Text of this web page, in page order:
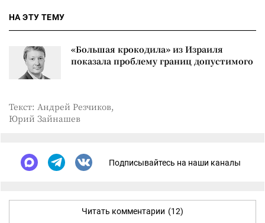
НА ЭТУ ТЕМУ
«Большая крокодила» из Израиля
показала проблему границ допустимого
Текст: Андрей Резчиков,
Юрий Зайнашев
Подписывайтесь на наши каналы
Читать комментарии (12)